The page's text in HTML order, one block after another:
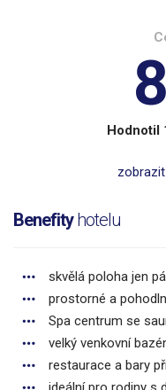
Hodnotil
Benefityhotelu
skvělá poloha jen
prostorné a
Spa centrum se
velký venkovní
restaurace a bary